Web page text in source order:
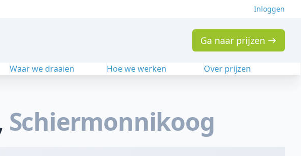
Inloggen
Ga naar prijzen
Waar we draaien Hoe we werken Over prijzen
Schiermonnikoog